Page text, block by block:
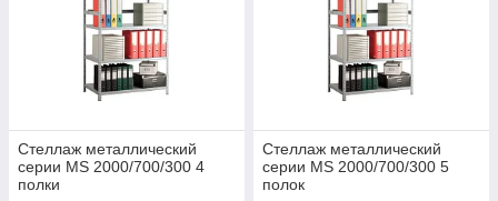
Стеллаж металлический
серии MS 2000/700/300 4
полки
Стеллаж металлический
серии MS 2000/700/300 5
полок